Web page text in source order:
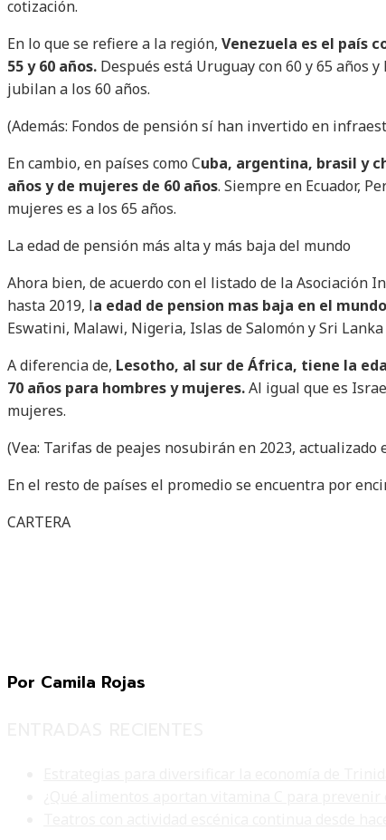
cotización.
En lo que se refiere a la región, Venezuela es el país
55 y 60 años. Después está Uruguay con 60 y 65 años
jubilan a los 60 años.
(Además: Fondos de pensión sí han invertido en
En cambio, en países como Cuba, argentina, brasil y
años y de mujeres de 60 años. Siempre en Ecuador,
mujeres es a los 65 años.
La edad de pensión más alta y más baja del mundo
Ahora bien, de acuerdo con el listado de la Asociación
hasta 2019, la edad de pension mas baja en el
Eswatini, Malawi, Nigeria, Islas de Salomón y Sri
A diferencia de, Lesotho, al sur de África, tiene la
70 años para hombres y mujeres.Al igual que es
mujeres.
(Vea: Tarifas de peajes nosubirán en 2023, actualizado
En el resto de países el promedio se encuentra por
CARTERA
Por Camila Rojas